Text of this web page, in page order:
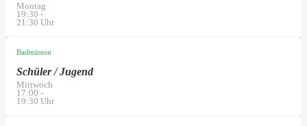
Montag
19:30 -
21:30 Uhr
Badminton
Schüler / Jugend
Mittwoch
17:00 -
19:30 Uhr